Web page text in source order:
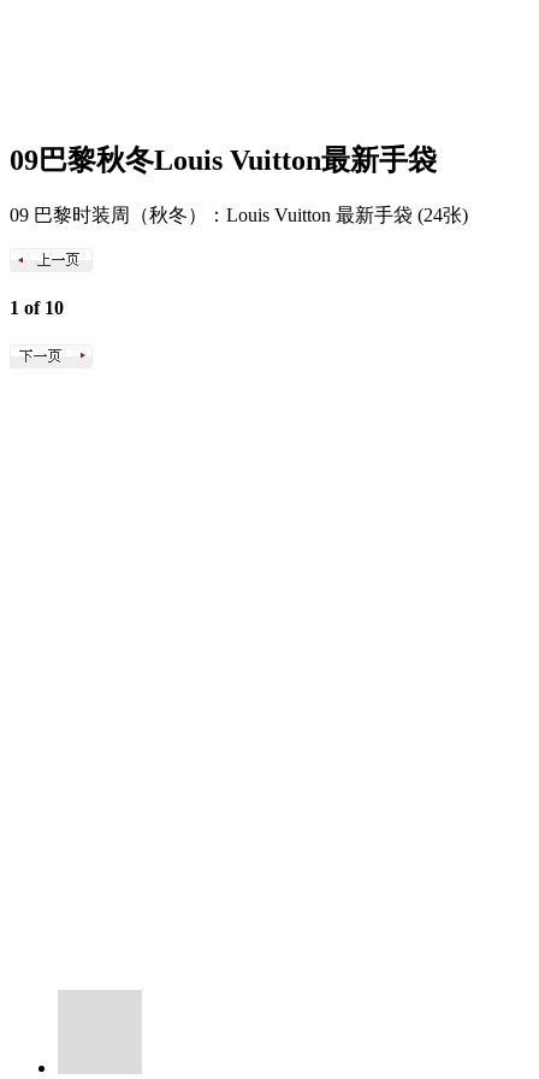
09巴黎秋冬Louis Vuitton最新手袋
09 巴黎时装周（秋冬）：Louis Vuitton 最新手袋 (24张)
1 of 10